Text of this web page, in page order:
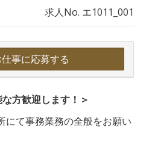
求人No. エ1011_001
事に応募する
方歓迎します！＞
て事務業務の全般をお願い